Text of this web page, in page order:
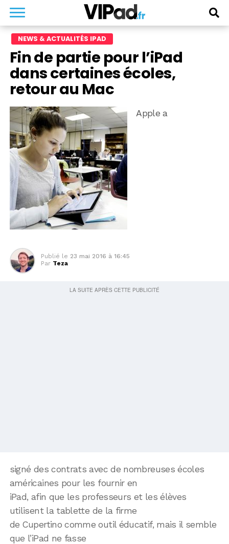
NEWS & ACTUALITÉS IPAD
Fin de partie pour l’iPad
dans certaines écoles,
retour au Mac
Apple a
Publié le 23 mai 2016 à 16:45
Par Teza
signé des contrats avec de nombreuses écoles
américaines pour les fournir en
iPad, afin que les professeurs et les élèves
utilisent la tablette de la firme
de Cupertino comme outil éducatif, mais il semble
que l’iPad ne fasse